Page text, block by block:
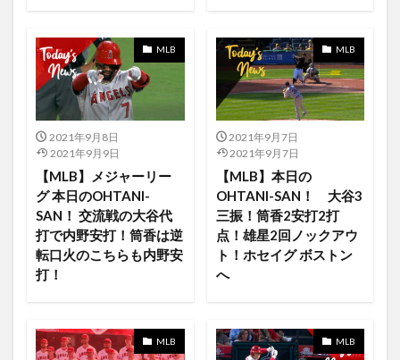
Beautiful People
Best Wishes
Best5
Big Sur
Blazing Saddles BMW
CALL
BOBA FETT
BOSCH / ボッシュ
Bose
Brandon Marsh
Brewers vs Reds
Bundesliga
EP シングル
Dtv
dtvアニメ
dtvチャンネル
DualSense DVD
EC
EchoShow5
EMPIRE ep11 Down
ep12
Eve
DAZN
disney plus japan Dell
demand
DEMOCRACY
Des Rocs device
DH
MLB
2021年9月8日
2021年9月9日
【MLB】メジャーリー
グ 本日のOHTANI-
SAN！ 交流戦の大谷代
打で内野安打！筒香は逆
転口火のこちらも内野安
打！
MLB
2021年9月7日
2021年9月7日
【MLB】本日の
OHTANI-SAN！ 大谷3
三振！筒香2安打2打
点！雄星2回ノックアウ
ト！ホセイグ ボストン
へ
MLB MLB